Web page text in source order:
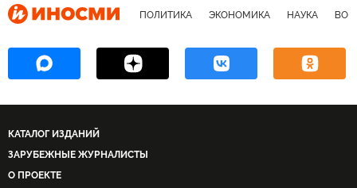
ПОЛИТИКА ЭКОНОМИКА НАУКА
КАТАЛОГ ИЗДАНИЙ
ЗАРУБЕЖНЫЕ ЖУРНАЛИСТЫ
О ПРОЕКТЕ